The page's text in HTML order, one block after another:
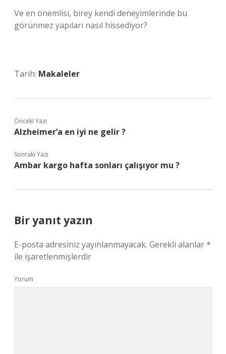
Ve en önemlisi, birey kendi deneyimlerinde bu
görünmez yapıları nasıl hissediyor?
Tarih: Makaleler
Önceki Yazı
Alzheimer’a en iyi ne gelir ?
Sonraki Yazı
Ambar kargo hafta sonları çalışıyor mu ?
Bir yanıt yazın
E-posta adresiniz yayınlanmayacak. Gerekli alanlar*
ile işaretlenmişlerdir
Yorum